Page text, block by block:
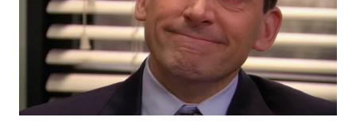
WAHANA
NEWS
WAHANA